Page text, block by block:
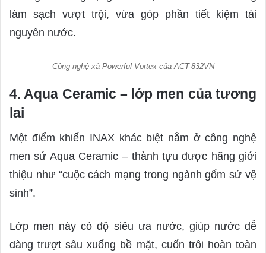
làm sạch vượt trội, vừa góp phần tiết kiệm tài
nguyên nước.
Công nghệ xả Powerful Vortex của ACT-832VN
4. Aqua Ceramic – lớp men của tương
lai
Một điểm khiến INAX khác biệt nằm ở công nghệ
men sứ Aqua Ceramic – thành tựu được hãng giới
thiệu như “cuộc cách mạng trong ngành gốm sứ vệ
sinh”.
Lớp men này có độ siêu ưa nước, giúp nước dễ
dàng trượt sâu xuống bề mặt, cuốn trôi hoàn toàn